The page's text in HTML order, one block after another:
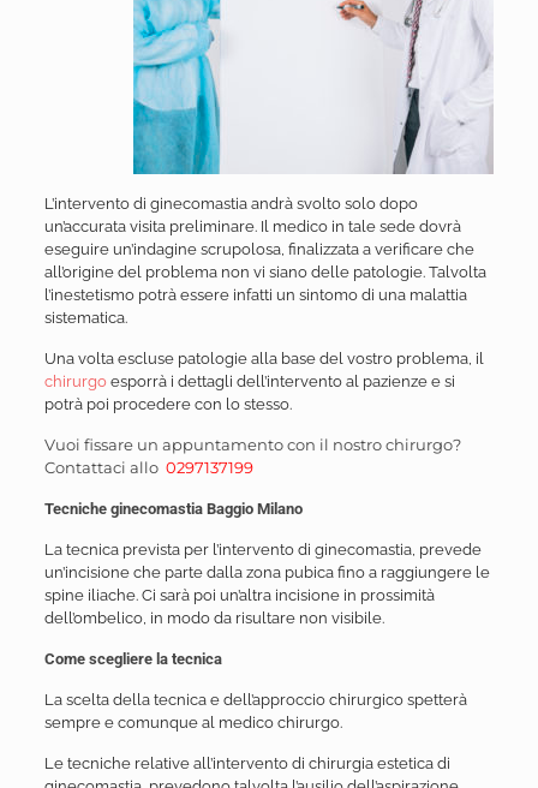
L’intervento di ginecomastia andrà svolto solo dopo
un’accurata visita preliminare. Il medico in tale sede dovrà
eseguire un’indagine scrupolosa, finalizzata a verificare che
all’origine del problema non vi siano delle patologie. Talvolta
l’inestetismo potrà essere infatti un sintomo di una malattia
sistematica.
Una volta escluse patologie alla base del vostro problema, il
chirurgoesporrà i dettagli dell’intervento al pazienze e si
potrà poi procedere con lo stesso.
Vuoi fissare un appuntamento con il nostro chirurgo?
Contattaci allo 0297137199
Tecniche ginecomastia Baggio Milano
La tecnica prevista per l’intervento di ginecomastia, prevede
un’incisione che parte dalla zona pubica fino a raggiungere le
spine iliache. Ci sarà poi un’altra incisione in prossimità
dell’ombelico, in modo da risultare non visibile.
Come scegliere la tecnica
La scelta della tecnica e dell’approccio chirurgico spetterà
sempre e comunque al medico chirurgo.
Le tecniche relative all’intervento di chirurgia estetica di